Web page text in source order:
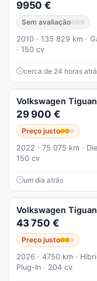
9950 €
Sem avaliação
2010 · 135 829 km ·
· 150 cv
cerca de 24 horas
Volkswagen Tiguan
29 900 €
Preço justo
2022 · 75 075 km ·
150 cv
um dia atrás
Volkswagen Tiguan
43 750 €
Preço justo
2026 · 4750 km ·
Plug-In · 204 cv